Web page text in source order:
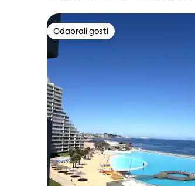
Odabrali gosti
Odabrali gosti